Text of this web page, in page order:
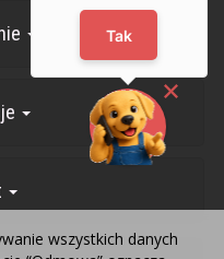
wszystkich danych
Tak